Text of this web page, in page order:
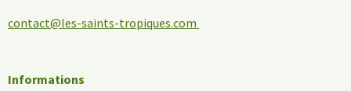
contact@les-saints-tropiques.com
Informations